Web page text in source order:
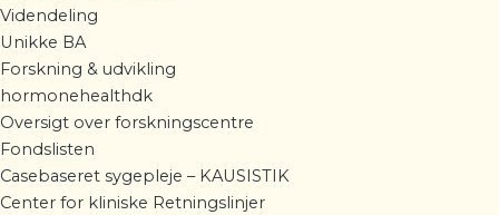
Videndeling
Unikke BA
Forskning & udvikling
hormonehealthdk
Oversigt over forskningscentre
Fondslisten
Casebaseret sygepleje – KAUSISTIK
Center for kliniske Retningslinjer